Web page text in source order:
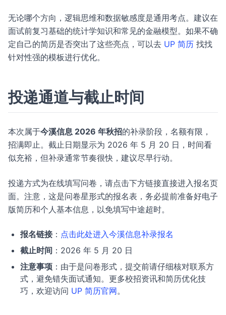
无论哪个方向，逻辑思维和数据敏感度是通用考点。建议在
面试前复习基础的统计学知识和常见的金融模型。如果不确
定自己的简历是否突出了这些亮点，可以去 UP 简历 找找
针对性强的模板进行优化。
投递通道与截止时间
本次属于今溪信息 2026 年秋招的补录阶段，名额有限，
招满即止。截止日期显示为 2026 年 5 月 20 日，时间看
似充裕，但补录通常节奏很快，建议尽早行动。
投递方式为在线填写问卷，请点击下方链接直接进入报名页
面。注意，这是问卷星形式的报名表，务必提前准备好电子
版简历和个人基本信息，以免填写中途超时。
报名链接： 点击此处进入今溪信息补录报名
截止时间 ：2026 年 5 月 20 日
注意事项 ：由于是问卷形式，提交前请仔细核对联系方
式，避免错失面试通知。更多校招资讯和简历优化技
巧，欢迎访问 UP 简历官网。